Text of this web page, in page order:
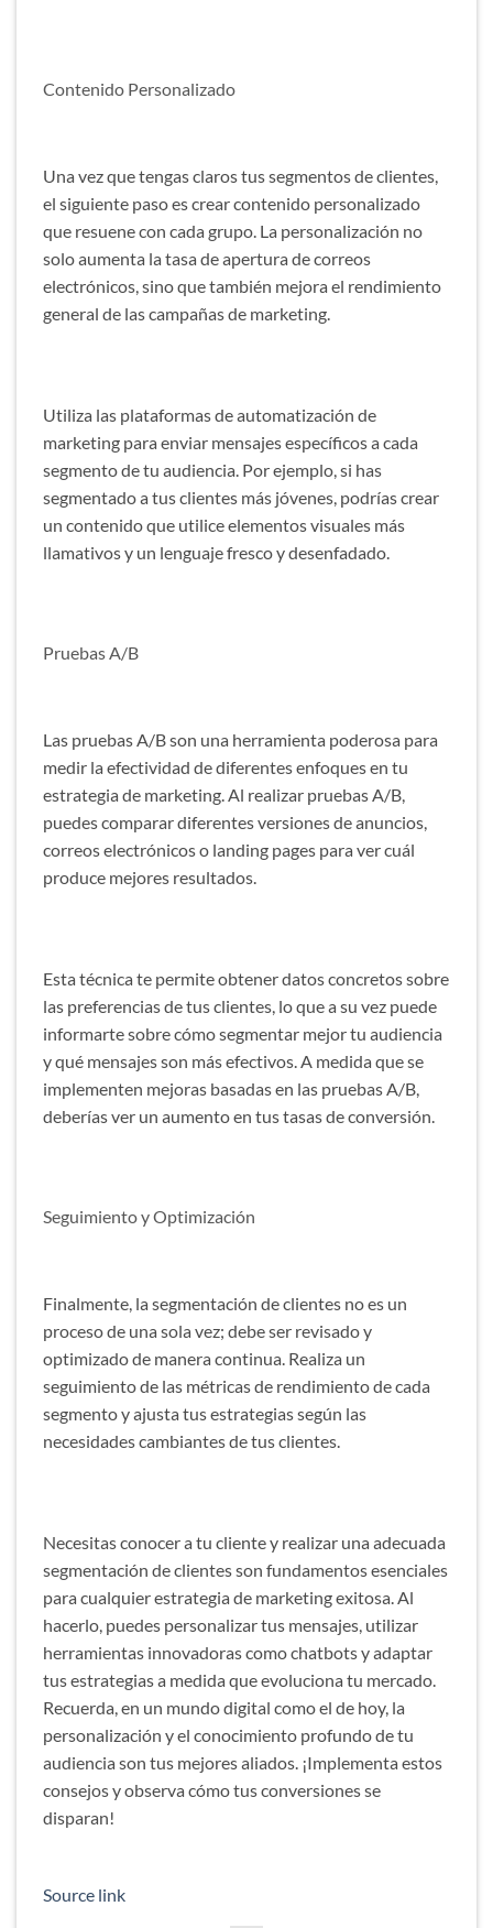
Contenido Personalizado
Una vez que tengas claros tus segmentos de clientes,
el siguiente paso es crear contenido personalizado
que resuene con cada grupo. La personalización no
solo aumenta la tasa de apertura de correos
electrónicos, sino que también mejora el rendimiento
general de las campañas de marketing.
Utiliza las plataformas de automatización de
marketing para enviar mensajes específicos a cada
segmento de tu audiencia. Por ejemplo, si has
segmentado a tus clientes más jóvenes, podrías crear
un contenido que utilice elementos visuales más
llamativos y un lenguaje fresco y desenfadado.
Pruebas A/B
Las pruebas A/B son una herramienta poderosa para
medir la efectividad de diferentes enfoques en tu
estrategia de marketing. Al realizar pruebas A/B,
puedes comparar diferentes versiones de anuncios,
correos electrónicos o landing pages para ver cuál
produce mejores resultados.
Esta técnica te permite obtener datos concretos sobre
las preferencias de tus clientes, lo que a su vez puede
informarte sobre cómo segmentar mejor tu audiencia
y qué mensajes son más efectivos. A medida que se
implementen mejoras basadas en las pruebas A/B,
deberías ver un aumento en tus tasas de conversión.
Seguimiento y Optimización
Finalmente, la segmentación de clientes no es un
proceso de una sola vez; debe ser revisado y
optimizado de manera continua. Realiza un
seguimiento de las métricas de rendimiento de cada
segmento y ajusta tus estrategias según las
necesidades cambiantes de tus clientes.
Necesitas conocer a tu cliente y realizar una adecuada
segmentación de clientes son fundamentos esenciales
para cualquier estrategia de marketing exitosa. Al
hacerlo, puedes personalizar tus mensajes, utilizar
herramientas innovadoras como chatbots y adaptar
tus estrategias a medida que evoluciona tu mercado.
Recuerda, en un mundo digital como el de hoy, la
personalización y el conocimiento profundo de tu
audiencia son tus mejores aliados. ¡Implementa estos
consejos y observa cómo tus conversiones se
disparan!
Source link